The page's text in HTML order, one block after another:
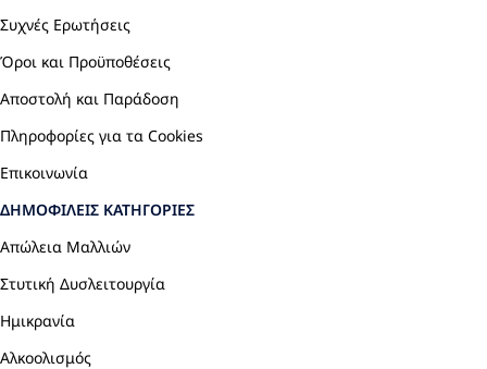
Συχνές Ερωτήσεις
Όροι και Προϋποθέσεις
Αποστολή και Παράδοση
Πληροφορίες για τα Cookies
Επικοινωνία
ΔΗΜΟΦΙΛΕΊΣ ΚΑΤΗΓΟΡΊΕΣ
Απώλεια Μαλλιών
Στυτική Δυσλειτουργία
Ημικρανία
Αλκοολισμός